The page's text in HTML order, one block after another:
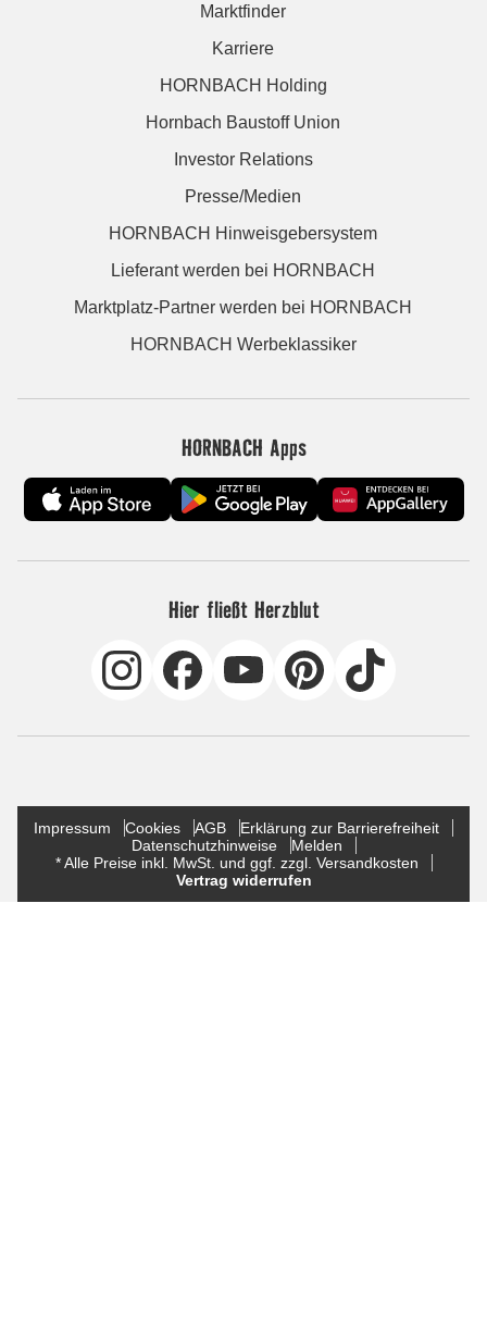
Marktfinder
Karriere
HORNBACH Holding
Hornbach Baustoff Union
Investor Relations
Presse/Medien
HORNBACH Hinweisgebersystem
Lieferant werden bei HORNBACH
Marktplatz-Partner werden bei HORNBACH
HORNBACH Werbeklassiker
HORNBACH Apps
Hier fließt Herzblut
Impressum Cookies AGB
Erklärung zur Barrierefreiheit
Datenschutzhinweise
Melden
* Alle Preise inkl. MwSt. und ggf. zzgl. Versandkosten
Vertrag widerrufen